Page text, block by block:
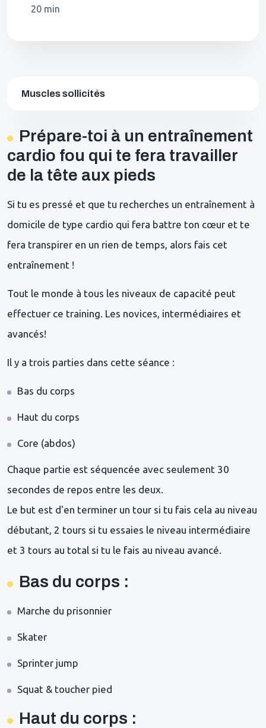
20 min
Muscles sollicités
Prépare-toi à un entraînement
cardio fou qui te fera travailler
de la tête aux pieds
Si tu es pressé et que tu recherches un entraînement à
domicile de type cardio qui fera battre ton cœur et te
fera transpirer en un rien de temps, alors fais cet
entraînement !
Tout le monde à tous les niveaux de capacité peut
effectuer ce training. Les novices, intermédiaires et
avancés!
Il y a trois parties dans cette séance :
Bas du corps
Haut du corps
Core (abdos)
Chaque partie est séquencée avec seulement 30
secondes de repos entre les deux.
Le but est d'en terminer un tour si tu fais cela au niveau
débutant, 2 tours si tu essaies le niveau intermédiaire
et 3 tours au total si tu le fais au niveau avancé.
Bas du corps :
Marche du prisonnier
Skater
Sprinter jump
Squat & toucher pied
Haut du corps :